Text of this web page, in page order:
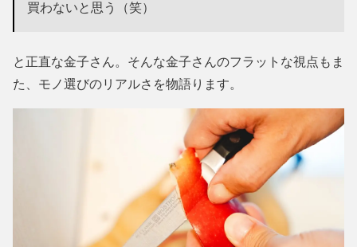
買わないと思う（笑）
と正直な金子さん。そんな金子さんのフラットな視点もま
た、モノ選びのリアルさを物語ります。